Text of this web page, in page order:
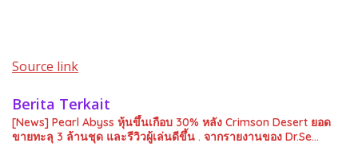
Source link
Berita Terkait
[News] Pearl Abyss หุ้นขึ้นเกือบ 30% หลัง Crimson Desert ยอด
ขายทะลุ 3 ล้านชุด และรีวิวผู้เล่นดีขึ้น . จากรายงานของ Dr.Se…